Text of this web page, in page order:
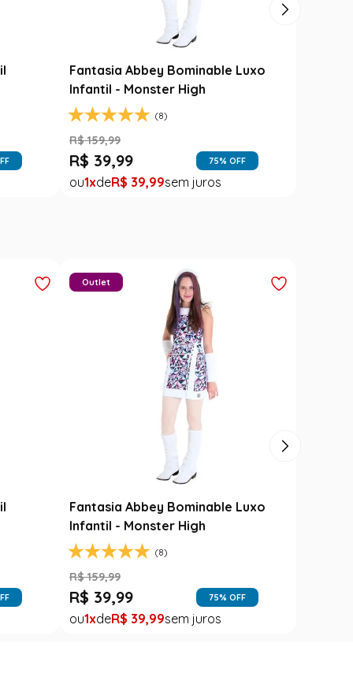
Saia Festa Junina Infantil Branca
Noivinha com Fitas Coloridas
R$ 78,90
R$ 49 ,99
1 R$ 49,99
Saia Festa Junina Infantil Branca
Noivinha com Fitas Coloridas
R$ 78,90
R$ 49 ,99
1 R$ 49,99